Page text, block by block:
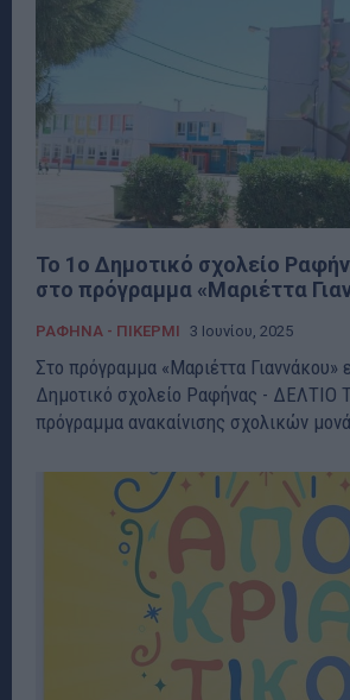
Το 1ο Δημοτικό σχολείο
στο πρόγραμμα «Μαριέττα
ΡΑΦΗΝΑ - ΠΙΚΕΡΜΙ 3 Ιουνίου, 2025
Στο πρόγραμμα «Μαριέττα Γιαννάκου»
Δημοτικό σχολείο Ραφήνας - ΔΕΛΤΙΟ ΤΥΠΟΥ
πρόγραμμα ανακαίνισης σχολικών